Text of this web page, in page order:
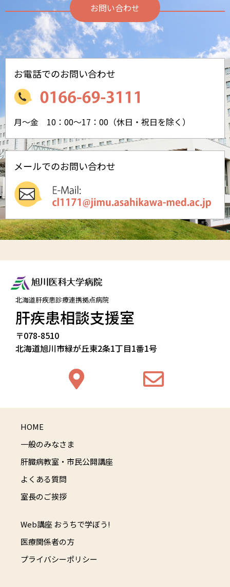
お問い合わせ
お電話でのお問い合わせ
月～金 10：00～17：00 （休日・祝日を除く）
メールでのお問い合わせ
北海道肝疾患診療連携拠点病院
肝疾患相談支援室
〒078-8510
北海道旭川市緑が丘東2条1丁目1番1号
HOME
一般のみなさま
肝臓病教室・市民公開講座
よくある質問
室長のご挨拶
Web講座 おうちで学ぼう!
医療関係者の方
プライバシーポリシー